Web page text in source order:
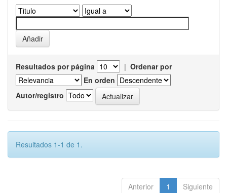
Resultados por página | Ordenar por
En orden
Autor/registro
Resultados 1-1 de 1.
Anterior 1 Siguiente